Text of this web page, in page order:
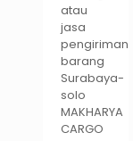
atau
jasa
pengiriman
barang
Surabaya-
solo
MAKHARYA
CARGO